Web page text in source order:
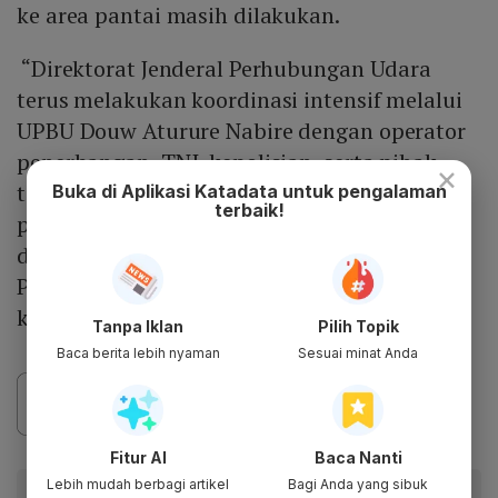
ke area pantai masih dilakukan.
“Direktorat Jenderal Perhubungan Udara
terus melakukan koordinasi intensif melalui
UPBU Douw Aturure Nabire dengan operator
penerbangan, TNI, kepolisian, serta pihak
terkait lainnya untuk memastikan
penanganan situasi berjalan dengan aman
dan terkendali,” ujar Direktur Jenderal
Perhubungan Udara Lukman F. Laisa dalam
keterangannya, Selasa (27/1).
×
Buka di Aplikasi Katadata untuk pengalaman
terbaik!
Tanpa Iklan
Baca berita lebih nyaman
Pilih Topik
Sesuai minat Anda
Fitur AI
Lebih mudah berbagi artikel
Baca Nanti
Bagi Anda yang sibuk